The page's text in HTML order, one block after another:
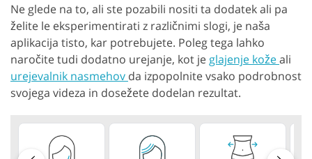
Ne glede na to, ali ste pozabili nositi ta dodatek ali pa
želite le eksperimentirati z različnimi slogi, je naša
aplikacija tisto, kar potrebujete. Poleg tega lahko
naročite tudi dodatno urejanje, kot je glajenje kožeali
urejevalnik nasmehov da izpopolnite vsako podrobnost
svojega videza in dosežete dodelan rezultat.